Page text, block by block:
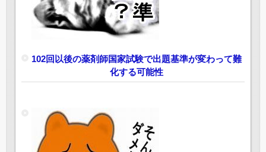
102回以後の薬剤師国家試験で出題基準が変わって難
化する可能性